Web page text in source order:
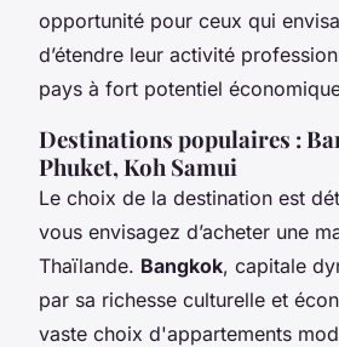
opportunité pour ceux qui
d’étendre leur activité
pays à fort potentiel
Destinations populaires :
Phuket, Koh Samui
Le choix de la destination est
vous envisagez d’acheter une
Thaïlande. Bangkok, capitale
par sa richesse culturelle et
vaste choix d'appartements